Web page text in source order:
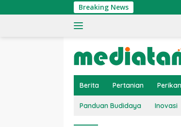
ke
Breaking News
Berita Pertanian
Panduan Budidaya Inovasi